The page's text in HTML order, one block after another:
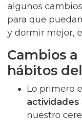
algunos
para que
y dormir mejor,
Cambios
hábitos
Lo primero
actividades
nuestro